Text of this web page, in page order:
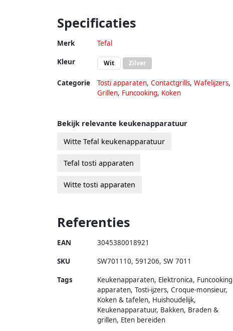
Specificaties
Merk Tefal
Kleur Wit Zilver
Categorie Tosti apparaten, Contactgrills, Wafelijzers,
Grillen, Funcooking, Koken
Bekijk relevante keukenapparatuur
Witte Tefal keukenapparatuur
Tefal tosti apparaten
Witte tosti apparaten
Referenties
EAN 3045380018921
SKU SW701110, 591206, SW 7011
Tags
Keukenapparaten, Elektronica, Funcooking
apparaten, Tosti-ijzers, Croque-monsieur,
Koken & tafelen, Huishoudelijk,
Keukenapparatuur, Bakken, Braden &
grillen, Eten bereiden